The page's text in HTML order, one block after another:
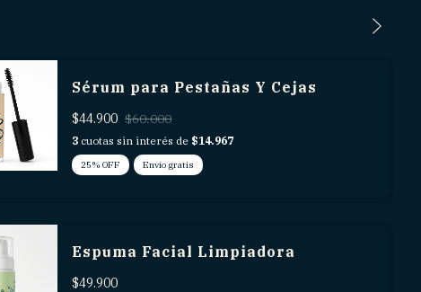
Sérum para Pestañas Y Cejas
$44.900 $60.000
3 cuotas sin interés de $14.967
25%OFF Envío gratis
Espuma Facial Limpiadora
$49.900